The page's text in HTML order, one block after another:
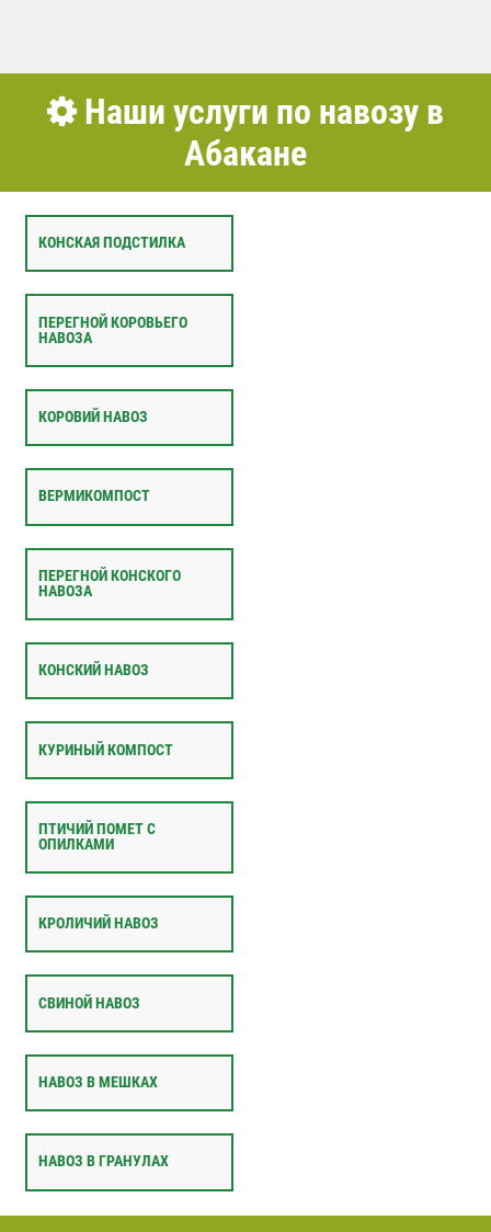
Наши услуги по навозу в
Абакане
КОНСКАЯ ПОДСТИЛКА
ПЕРЕГНОЙ КОРОВЬЕГО
НАВОЗА
КОРОВИЙ НАВОЗ
ВЕРМИКОМПОСТ
ПЕРЕГНОЙ КОНСКОГО
НАВОЗА
КОНСКИЙ НАВОЗ
КУРИНЫЙ КОМПОСТ
ПТИЧИЙ ПОМЕТ С
ОПИЛКАМИ
КРОЛИЧИЙ НАВОЗ
СВИНОЙ НАВОЗ
НАВОЗ В МЕШКАХ
НАВОЗ В ГРАНУЛАХ